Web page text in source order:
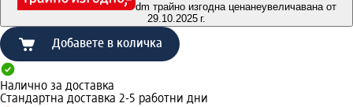
dm трайно изгодна ценанеувеличавана от
29.10.2025 г.
Добавете в количка
Налично за доставка
Стандартна доставка 2-5 работни дни